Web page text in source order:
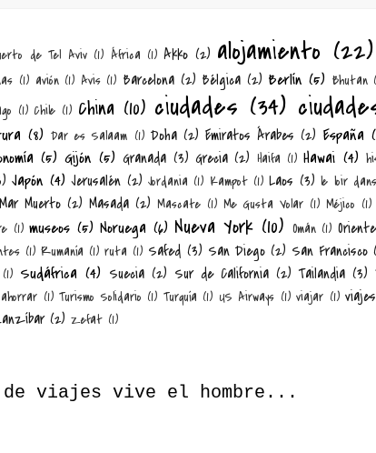
de Tel Aviv (1) África (1) Akko (2) alojamiento (22)
(1) avión (1) Avis (1) Barcelona (2) Bélgica (2) Berlín (5) Bhutan
(1) Chile (1) China (10) ciudades (34)
(8) Dar es Salaam (1) Doha (2) Emiratos Árabes (2) España
(5) Gijón (5) Granada (3) Grecia (2) Haifa (1) Hawai (4)
Japón (4) Jerusalén (2) Jordania (1) Kampot (1) Laos (3) le loir
Mar Muerto (2) Masada (2) Mascate (1) Me Gusta Volar (1) Méjico (1)
(1) museos (5) Noruega (6) Nueva York (10) Omán (1)
(1) Rumanía (1) ruta (1) Safed (3) San Diego (2) San Francisco
(1) Sudáfrica (4) Suecia (2) Sur de California (2) Tailandia (3)
(1) Turismo Solidario (1) Turquía (1) US Airways (1) viajar (1) viajes
(2) Zefat (1)
de viajes vive el hombre...